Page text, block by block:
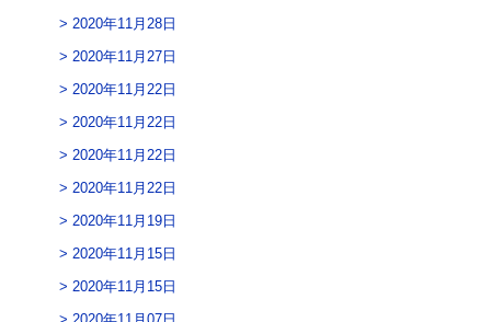
2020年11月28日
2020年11月27日
2020年11月22日
2020年11月22日
2020年11月22日
2020年11月22日
2020年11月19日
2020年11月15日
2020年11月15日